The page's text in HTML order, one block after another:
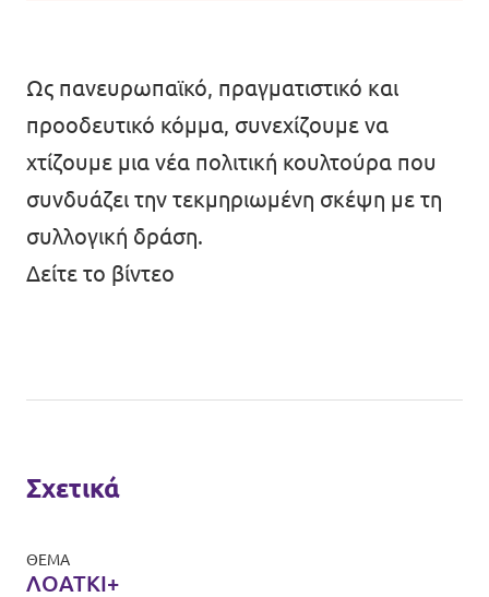
Πολιτική απορρήτου
Όροι Χρήσης
Εσωτερικό δίκτυο (Intranet)
Ως πανευρωπαϊκό, πραγματιστικό και
προοδευτικό κόμμα, συνεχίζουμε να
χτίζουμε μια νέα πολιτική κουλτούρα που
συνδυάζει την τεκμηριωμένη σκέψη με τη
συλλογική δράση.
Δείτε το βίντεο
Σχετικά
ΘΈΜΑ
ΛΟΑΤΚΙ+